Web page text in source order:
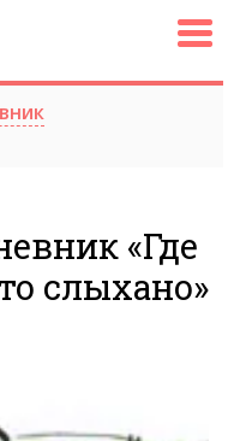
«Где
слыхано»